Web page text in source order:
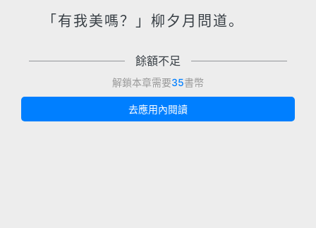
「有我美嗎？」柳夕月問道。
餘額不足
解鎖本章需要35書幣
去應用內閱讀